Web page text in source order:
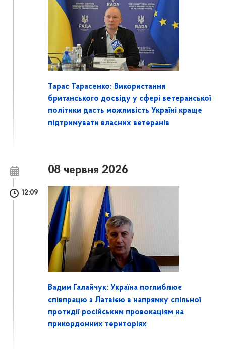
Тарас Тарасенко: Використання
британського досвіду у сфері ветеранської
політики дасть можливість Україні краще
підтримувати власних ветеранів
08 червня 2026
12:09
Вадим Галайчук: Україна поглиблює
співпрацю з Латвією в напрямку спільної
протидії російським провокаціям на
прикордонних територіях